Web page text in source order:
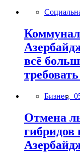
всё
Бизнес,
Отмена
гибридов